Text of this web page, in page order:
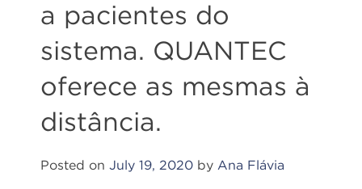
a pacientes do
sistema. QUANTEC
oferece as mesmas à
distância.
Posted on July 19, 2020 by Ana Flávia